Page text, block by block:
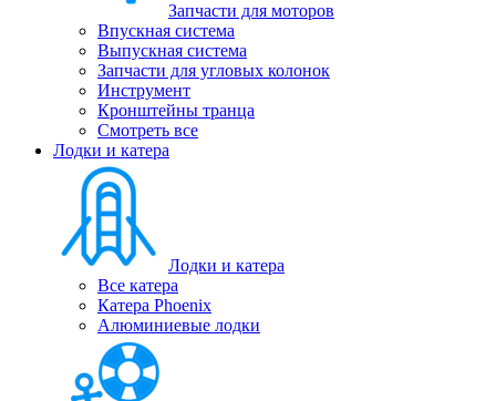
Запчасти для моторов
Впускная система
Выпускная система
Запчасти для угловых колонок
Инструмент
Кронштейны транца
Смотреть все
Лодки и катера
Лодки и катера
Все катера
Катера Phoenix
Алюминиевые лодки